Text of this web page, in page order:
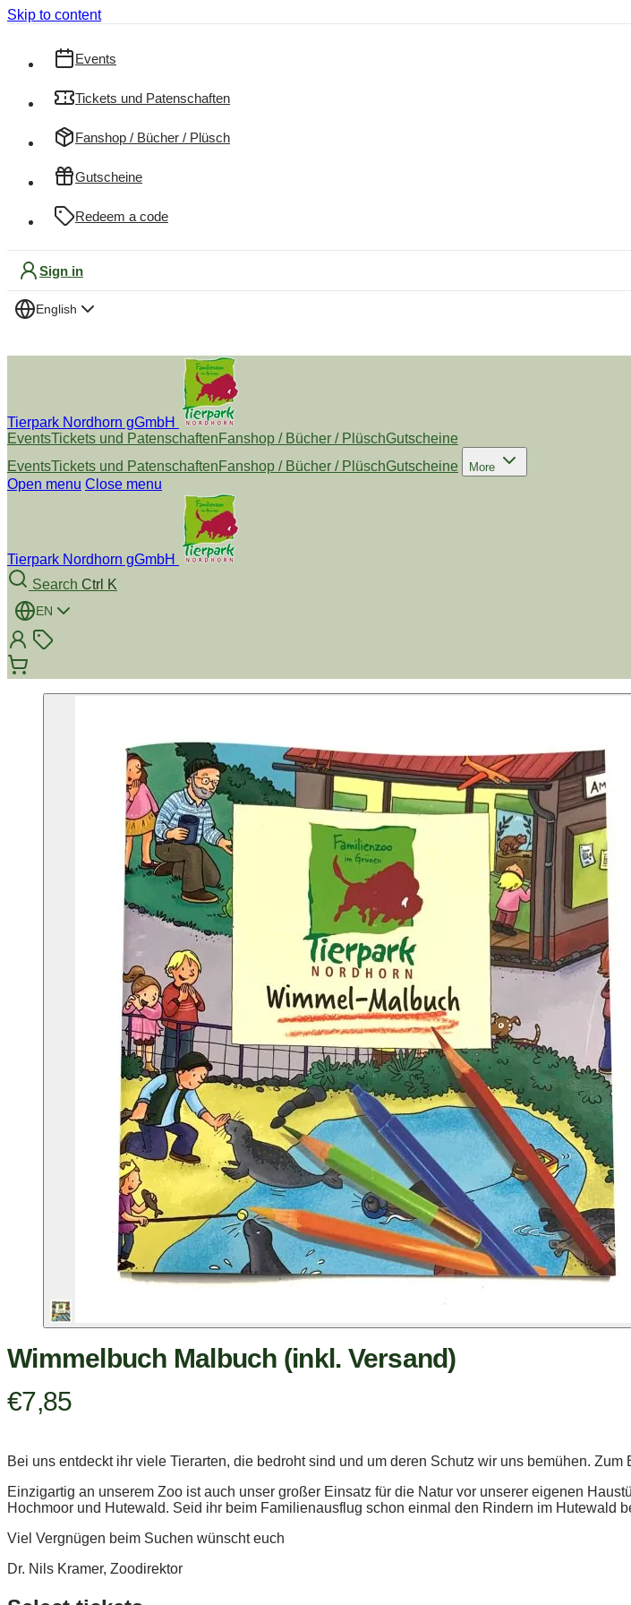
Skip to content
Events
Tickets und Patenschaften
Fanshop / Bücher / Plüsch
Gutscheine
Redeem a code
Sign in
English
Tierpark Nordhorn gGmbH
EventsTickets und PatenschaftenFanshop / Bücher / PlüschGutscheine
EventsTickets und PatenschaftenFanshop / Bücher / PlüschGutscheine More
Open menu Close menu
Tierpark Nordhorn gGmbH
Search Ctrl K
EN
Wimmelbuch Malbuch (inkl. Versand)
€7,85
Bei uns entdeckt ihr viele Tierarten, die bedroht sind und um deren Schutz wir uns bemühen.
Einzigartig an unserem Zoo ist auch unser großer Einsatz für die Natur vor unserer eigenen
Hochmoor und Hutewald. Seid ihr beim Familienausflug schon einmal den Rindern im Hutewald
Viel Vergnügen beim Suchen wünscht euch
Dr. Nils Kramer, Zoodirektor